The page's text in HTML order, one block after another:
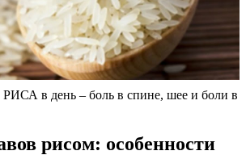
в день – боль в спине, шее и боли в
рисом: особенности